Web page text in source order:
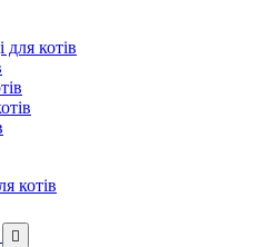
котів
котів
